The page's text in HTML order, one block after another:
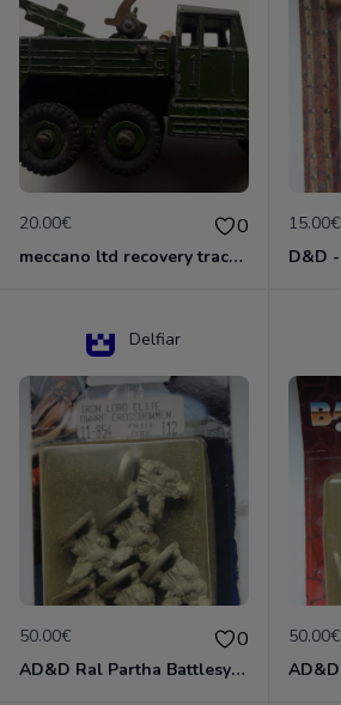
20.00€ 0
meccano ltd recovery tractor N°661
15.00€
Delfiar
50.00€ 0
AD&D Ral Partha Battlesystem Miniatures Pack Iron Lord Dwarf Crossbowmen 11-854
50.00€